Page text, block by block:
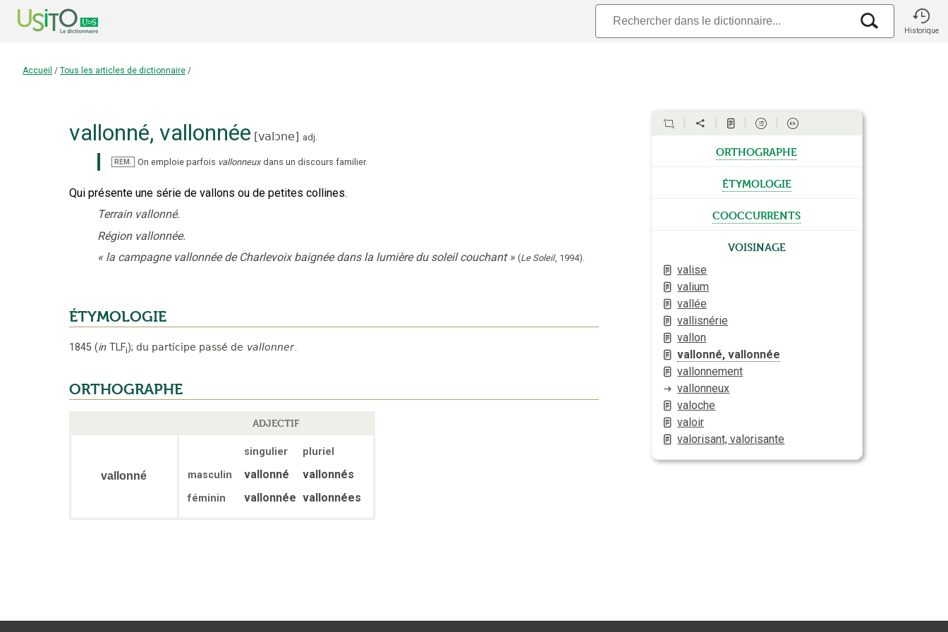
Historique
Accueil / Tous les articles de dictionnaire /
vallonné, vallonnée [valɔne] adj.
REM. On emploie parfois vallonneux dans un discours familier.
Qui présente une série de vallons ou de petites collines.
Terrain vallonné.
Région vallonnée.
« la campagne vallonnée de Charlevoix baignée dans la lumière du soleil couchant » (Le Soleil, 1994).
ÉTYMOLOGIE
1845 (in TLFi); du participe passé de vallonner.
ORTHOGRAPHE
ADJECTIF
vallonné
singulier
pluriel
masculin
vallonné vallonnés
féminin vallonnée vallonnées
orthographe
étymologie
cooccurrents
Voisinage
valise
valium
vallée
vallisnérie
vallon
vallonné, vallonnée
vallonnement
vallonneux
valoche
valoir
valorisant, valorisante